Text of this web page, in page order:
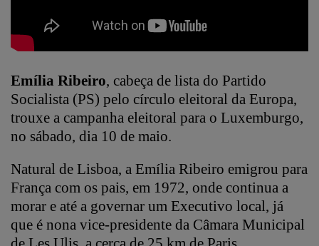
Emília Ribeiro, cabeça de lista do Partido
Socialista (PS) pelo círculo eleitoral da Europa,
trouxe a campanha eleitoral para o Luxemburgo,
no sábado, dia 10 de maio.
Natural de Lisboa, a Emília Ribeiro emigrou para
França com os pais, em 1972, onde continua a
morar e até a governar um Executivo local, já
que é nona vice-presidente da Câmara Municipal